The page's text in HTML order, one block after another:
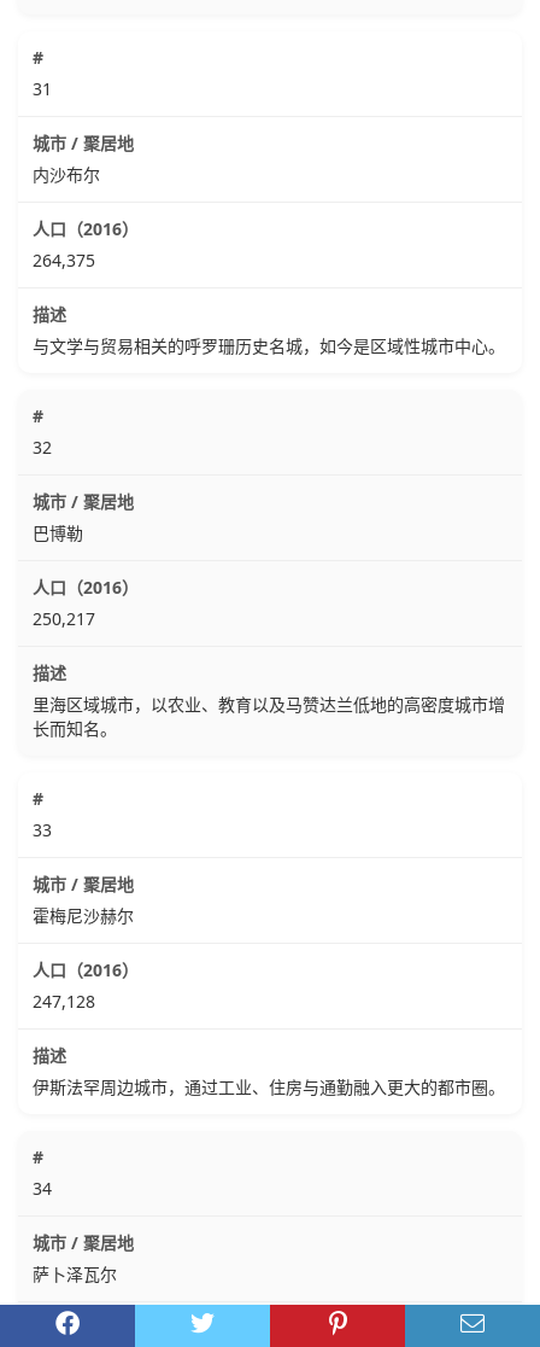
31
内沙布尔
264,375
与文学与贸易相关的呼罗珊历史名城，如今是区域性城市中心。
32
巴博勒
250,217
里海区域城市，以农业、教育以及马赞达兰低地的高密度城市增
长而知名。
33
霍梅尼沙赫尔
247,128
伊斯法罕周边城市，通过工业、住房与通勤融入更大的都市圈。
34
萨卜泽瓦尔